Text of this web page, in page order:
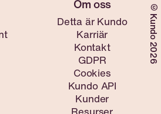
©Kundo 2026
Detta är Kundo
Karriär
Kontakt
GDPR
Cookies
Kundo API
Kunder